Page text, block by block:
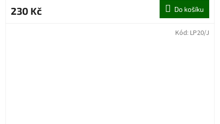
230 Kč Do košíku
Kód: LP20/J